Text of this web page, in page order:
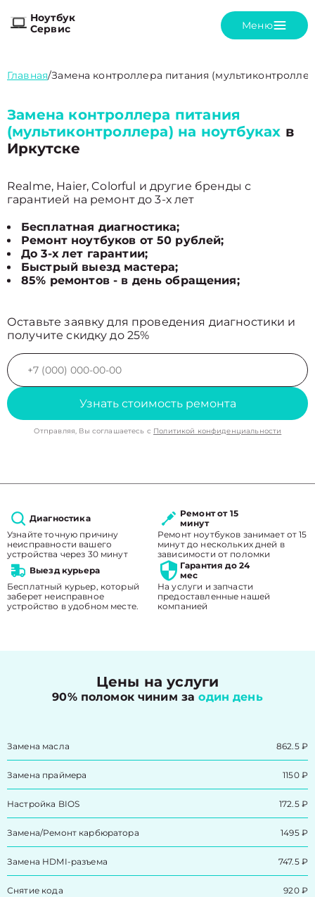
Ноутбук
Сервис
Меню
Главная/Замена контроллера питания
Замена контроллера питания
(мультиконтроллера) на ноутбуках в
Иркутске
Realme, Haier, Colorful и другие бренды с
гарантией на ремонт до 3-х лет
Бесплатная диагностика;
Ремонт ноутбуков от 50 рублей;
До 3-х лет гарантии;
Быстрый выезд мастера;
85% ремонтов - в день обращения;
Оставьте заявку для проведения диагностики и
получите скидку до 25%
Узнать стоимость ремонта
Отправляя, Вы соглашаетесь с Политикой конфиденциальности
Диагностика
Узнайте точную причину
неисправности вашего
устройства через 30 минут
Ремонт от 15
минут
Ремонт ноутбуков занимает от 15
минут до нескольких дней в
зависимости от поломки
Выезд курьера
Бесплатный курьер, который
заберет неисправное
устройство в удобном месте.
Гарантия до 24
мес
На услуги и запчасти
предоставленные нашей
компанией
Цены на услуги
90% поломок чиним заодин день
Замена масла 862.5 ₽
Замена праймера 1150 ₽
Настройка BIOS 172.5 ₽
Замена/Pемонт карбюратора 1495 ₽
Замена HDMI-разъема 747.5 ₽
Снятие кода 920 ₽